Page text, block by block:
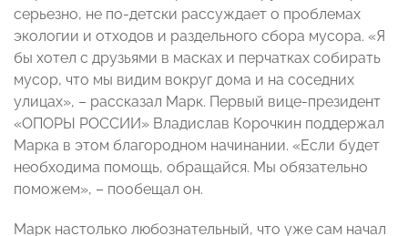
серьезно, не по-детски рассуждает о проблемах
экологии и отходов и раздельного сбора мусора. «Я
бы хотел с друзьями в масках и перчатках собирать
мусор, что мы видим вокруг дома и на соседних
улицах», – рассказал Марк. Первый вице-президент
«ОПОРЫ РОССИИ» Владислав Корочкин поддержал
Марка в этом благородном начинании. «Если будет
необходима помощь, обращайся. Мы обязательно
поможем», – пообещал он.
Марк настолько любознательный, что уже сам начал